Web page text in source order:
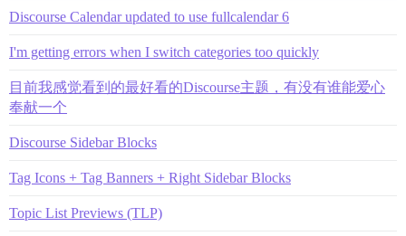
Discourse Calendar updated to use fullcalendar 6
I'm getting errors when I switch categories too quickly
目前我感觉看到的最好看的Discourse主题，有没有谁能爱心
奉献一个
Discourse Sidebar Blocks
Tag Icons + Tag Banners + Right Sidebar Blocks
Topic List Previews (TLP)